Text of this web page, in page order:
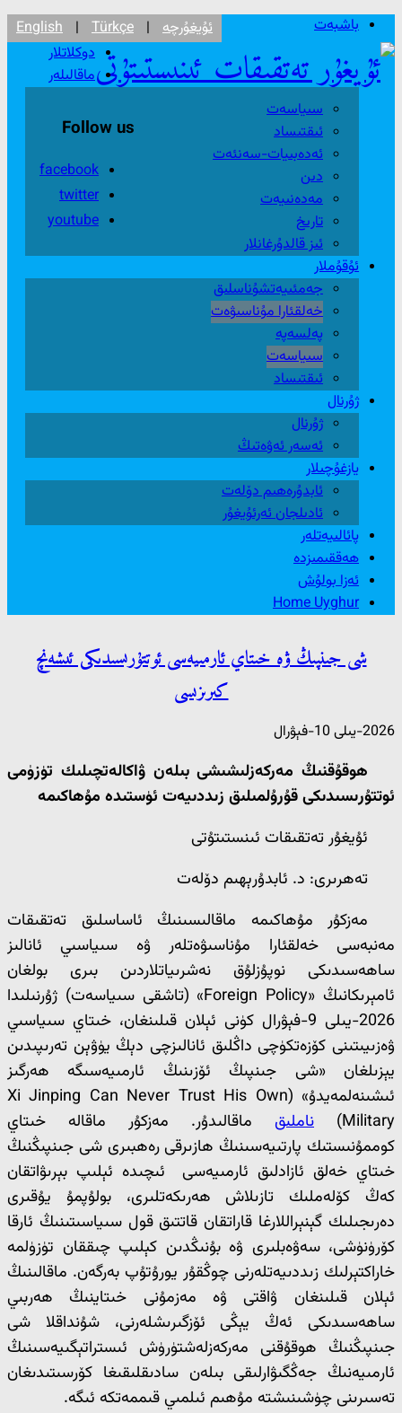
ئۇيغۇرچە |
English | Türkçe
Follow us
facebook
twitter
youtube
باشبەت
دوكلاتلار
ماقالىلەر
سىياسەت
ئىقتىساد
ئەدەبىيات-سەنئەت
دىن
مەدەنىيەت
تارىخ
ئىز قالدۇرغانلار
ئۇقۇملار
جەمئىيەتشۇناسلىق
خەلقئارا مۇناسىۋەت
پەلسەپە
سىياسەت
ئىقتىساد
ژۇرنال
ژۇرنال
ئەسەر ئەۋەتىڭ
يازغۇچىلار
ئابدۇرەھىم دۆلەت
ئادىلجان ئەرئۇيغۇر
پائالىيەتلەر
ھەققىمىزدە
ئەزا بولۇش
Home Uyghur
شى جىنپىڭ ۋە خىتاي ئارمىيەسى ئوتتۇرىسىدىكى ئىشەنچ
كىرىزىسى
2026-يىلى 10-فېۋرال
ھوقۇقنىڭ مەركەزلىشىشى بىلەن ۋاكالەتچىلىك تۈزۈمى
ئوتتۇرىسىدىكى قۇرۇلمىلىق زىددىيەت ئۈستىدە مۇھاكىمە
ئۇيغۇر تەتقىقات ئىنستىتۇتى
تەھرىرى: د. ئابدۇرېھىم دۆلەت
مەزكۇر مۇھاكىمە ماقالىسىنىڭ ئاساسلىق تەتقىقات
مەنبەسى خەلقئارا مۇناسىۋەتلەر ۋە سىياسىي ئانالىز
ساھەسىدىكى نوپۇزلۇق نەشرىياتلاردىن بىرى بولغان
ئامېرىكانىڭ «Foreign Policy» (تاشقى سىياسەت) ژۇرنىلىدا
2026-يىلى 9-فېۋرال كۈنى ئېلان قىلىنغان، خىتاي سىياسىي
ۋەزىيىتىنى كۆزەتكۈچى داڭلىق ئانالىزچى دېڭ يۈۋېن تەرىپىدىن
يېزىلغان «شى جىنپىڭ ئۆزىنىڭ ئارمىيەسىگە ھەرگىز
ئىشىنەلمەيدۇ» (Xi Jinping Can Never Trust His Own
Military)
ناملىق ماقالىدۇر. مەزكۇر ماقالە خىتاي
كوممۇنىستىك پارتىيەسىنىڭ ھازىرقى رەھبىرى شى جىنپىڭنىڭ
خىتاي خەلق ئازادلىق ئارمىيەسى ئىچىدە ئېلىپ بېرىۋاتقان
كەڭ كۆلەملىك تازىلاش ھەرىكەتلىرى، بولۇپمۇ يۇقىرى
دەرىجىلىك گېنېراللارغا قاراتقان قاتتىق قول سىياسىتىنىڭ ئارقا
كۆرۈنۈشى، سەۋەبلىرى ۋە بۇنىڭدىن كېلىپ چىققان تۈزۈلمە
خاراكتېرلىك زىددىيەتلەرنى چوڭقۇر يورۇتۇپ بەرگەن. ماقالىنىڭ
ئېلان قىلىنغان ۋاقتى ۋە مەزمۇنى خىتاينىڭ ھەربىي
ساھەسىدىكى ئەڭ يېڭى ئۆزگىرىشلەرنى، شۇنداقلا شى
جىنپىڭنىڭ ھوقۇقنى مەركەزلەشتۈرۈش ئىستراتېگىيەسىنىڭ
ئارمىيەنىڭ جەڭگىۋارلىقى بىلەن سادىقلىقىغا كۆرسىتىدىغان
تەسىرىنى چۈشىنىشتە مۇھىم ئىلمىي قىممەتكە ئىگە.